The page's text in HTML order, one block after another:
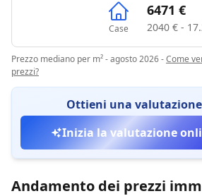
Case
6471 €
2040 € -
Prezzo mediano per m² - agosto 2026-Come
prezzi?
Ottieni una
Inizia la valutazione
Andamento dei prezzi